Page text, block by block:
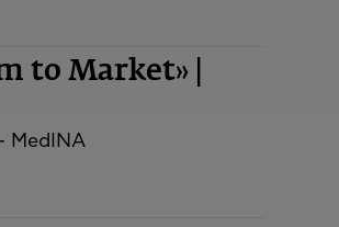
to Market» |
MedINA